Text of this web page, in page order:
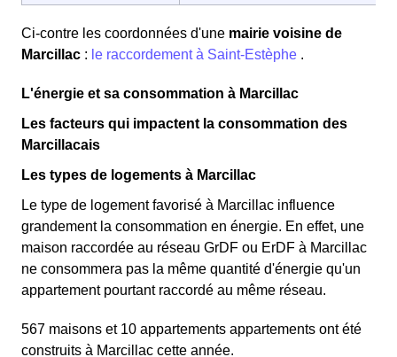
Ci-contre les coordonnées d'une mairie voisine de
Marcillac : le raccordement à Saint-Estèphe .
L'énergie et sa consommation à Marcillac
Les facteurs qui impactent la consommation des
Marcillacais
Les types de logements à Marcillac
Le type de logement favorisé à Marcillac influence
grandement la consommation en énergie. En effet, une
maison raccordée au réseau GrDF ou ErDF à Marcillac
ne consommera pas la même quantité d'énergie qu'un
appartement pourtant raccordé au même réseau.
567 maisons et 10 appartements appartements ont été
construits à Marcillac cette année.